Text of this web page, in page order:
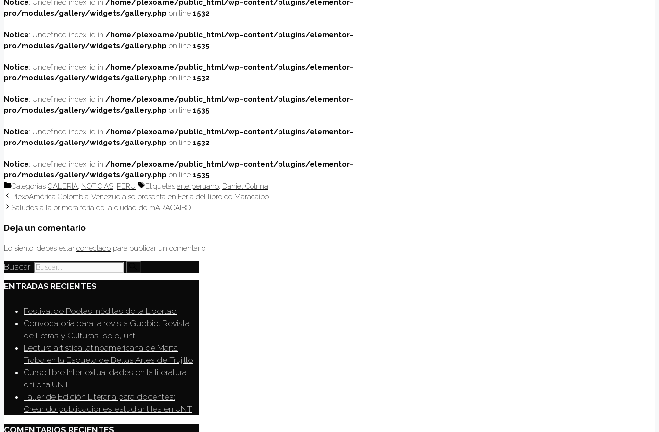
Notice: Undefined index: id in /home/plexoame/public_html/wp-content/plugins/elementor-
pro/modules/gallery/widgets/gallery.php on line 1532
Notice: Undefined index: id in /home/plexoame/public_html/wp-content/plugins/elementor-
pro/modules/gallery/widgets/gallery.php on line 1535
Notice: Undefined index: id in /home/plexoame/public_html/wp-content/plugins/elementor-
pro/modules/gallery/widgets/gallery.php on line 1532
Notice: Undefined index: id in /home/plexoame/public_html/wp-content/plugins/elementor-
pro/modules/gallery/widgets/gallery.php on line 1535
Notice: Undefined index: id in /home/plexoame/public_html/wp-content/plugins/elementor-
pro/modules/gallery/widgets/gallery.php on line 1532
Notice: Undefined index: id in /home/plexoame/public_html/wp-content/plugins/elementor-
pro/modules/gallery/widgets/gallery.php on line 1535
Categorías GALERÍA, NOTICIAS, PERÚ Etiquetas arte peruano, Daniel Cotrina
PlexoAmérica Colombia-Venezuela se presenta en Feria del libro de Maracaibo
Saludos a la primera feria de la ciudad de mARACAIBO
Deja un comentario
Lo siento, debes estar conectado para publicar un comentario.
Buscar:
ENTRADAS RECIENTES
Festival de Poetas Inéditas de la Libertad
Convocatoria para la revista Gubbio. Revista
de Letras y Culturas, sele, unt
Lectura artística latinoamericana de Marta
Traba en la Escuela de Bellas Artes de Trujillo
Curso libre Intertextualidades en la literatura
chilena UNT
Taller de Edición Literaria para docentes:
Creando publicaciones estudiantiles en UNT
COMENTARIOS RECIENTES